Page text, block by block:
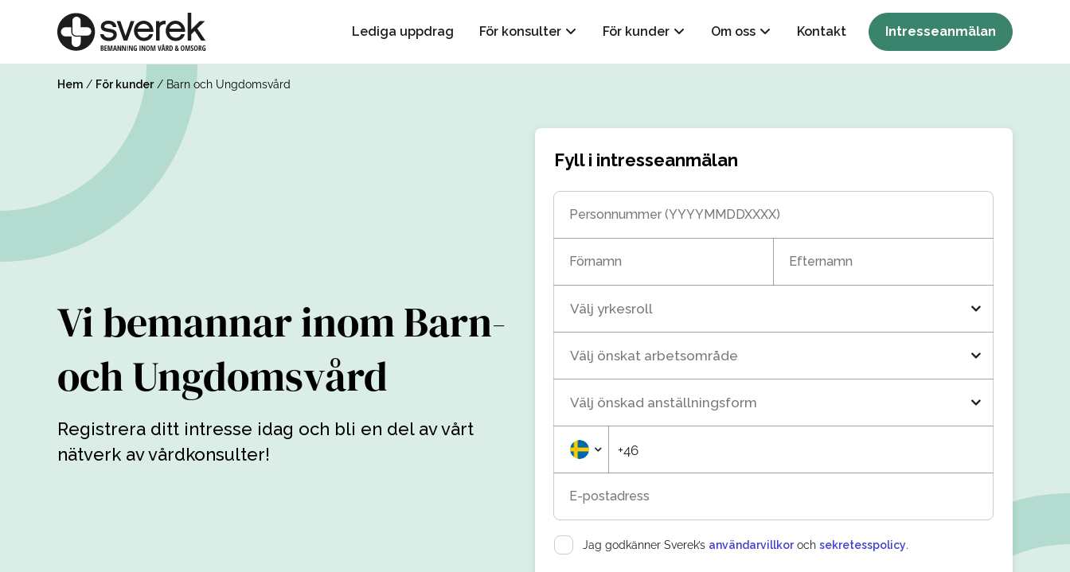
Lediga uppdrag För konsulter För kunder Om oss Kontakt Intresseanmälan
Hem / För kunder / Barn och Ungdomsvård
Vi bemannar inom Barn-
och Ungdomsvård
Registrera ditt intresse idag och bli en del av vårt
nätverk av vårdkonsulter!
Fyll i intresseanmälan
Personnummer (YYYYMMDDXXXX)
Förnamn Efternamn
Välj yrkesroll
Välj önskat arbetsområde
Välj önskad anställningsform
+46
E-postadress
Jag godkänner Sverek’s användarvillkoroch sekretesspolicy.